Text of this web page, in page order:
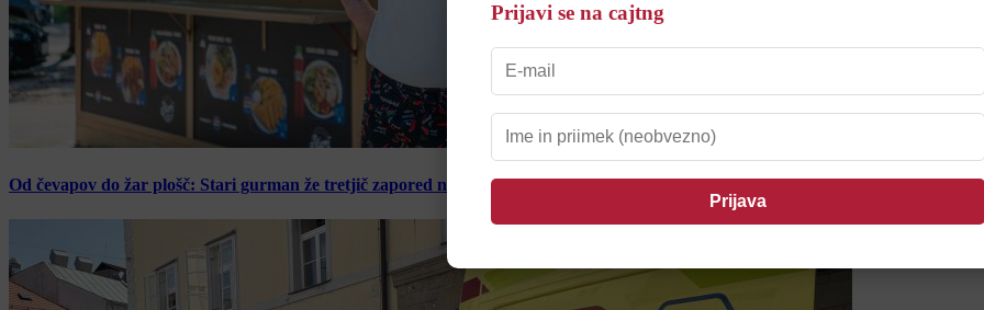
Od čevapov do žar plošč: Stari gurman že tretjič zapored navdušil Ptujčane
Prijavi se na cajtng